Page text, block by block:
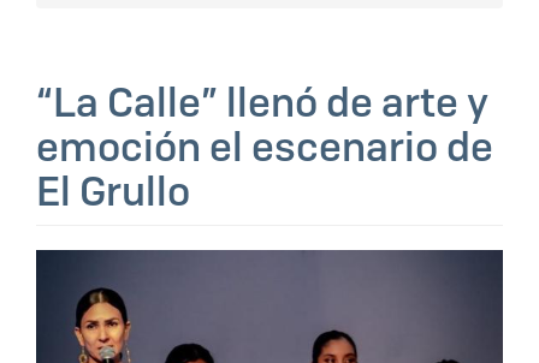
“La Calle” llenó de arte y
emoción el escenario de
El Grullo